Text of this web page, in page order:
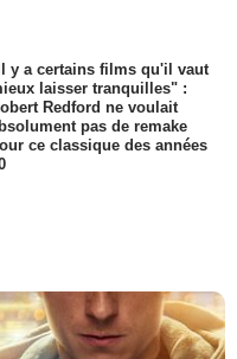
y a certains films qu'il vaut
laisser tranquilles" :
Redford ne voulait
pas de remake
ce classique des années